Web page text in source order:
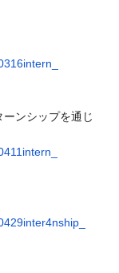
ーンシップを通じ